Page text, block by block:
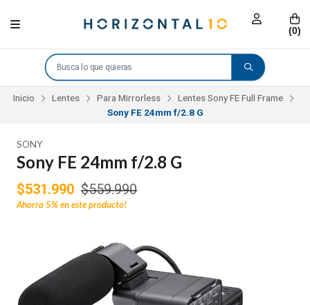
(0)
Inicio Lentes Para Mirrorless
Lentes Sony FE Full Frame
Sony FE 24mm f/2.8 G
SONY
Sony FE 24mm f/2.8 G
$531.990 $559.990
Ahorra5%en este producto!